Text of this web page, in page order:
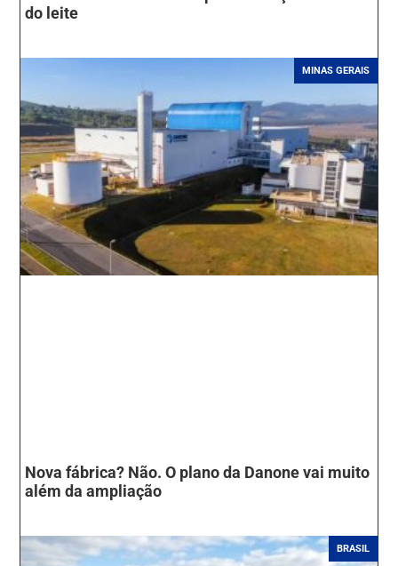
do leite
MINAS GERAIS
Nova fábrica? Não. O plano da Danone vai muito
além da ampliação
BRASIL